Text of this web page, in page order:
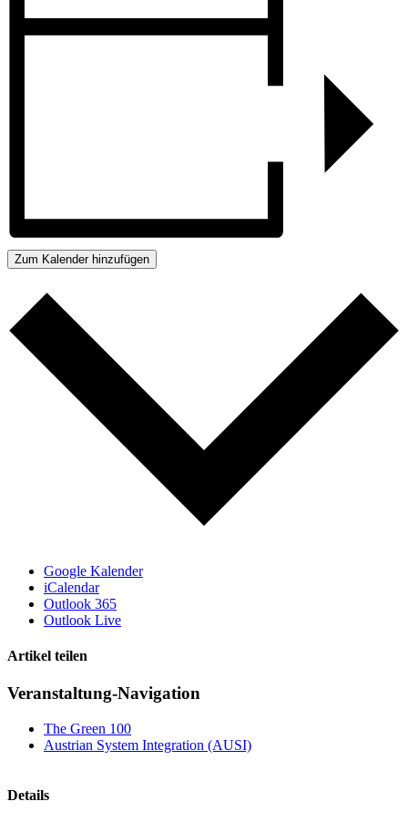
Zum Kalender hinzufügen
Google Kalender
iCalendar
Outlook 365
Outlook Live
Artikel teilen
X
LinkedIn
E-
Veranstaltung-Navigation
The Green 100
Austrian System Integration (AUSI)
Details